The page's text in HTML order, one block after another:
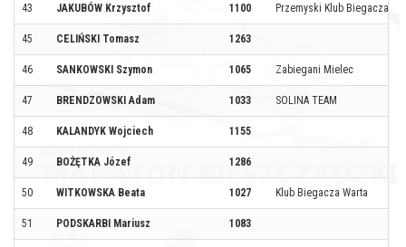
43 JAKUBÓW Krzysztof 1100 Przemyski Klub Biegacza
45 CELIŃSKI Tomasz 1263
46 SANKOWSKI Szymon 1065 Zabiegani Mielec
47 BRENDZOWSKI Adam 1033 SOLINA TEAM
48 KALANDYK Wojciech 1155
49 BOŻĘTKA Józef 1286
50 WITKOWSKA Beata 1027 Klub Biegacza Warta
51 PODSKARBI Mariusz 1083